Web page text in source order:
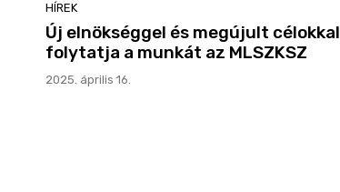
HÍREK
Új elnökséggel és megújult célokkal
folytatja a munkát az MLSZKSZ
2025. április 16.